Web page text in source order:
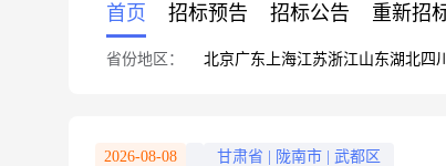
首页 招标预告 招标公告 重新招
省份地区： 北京广东 上海江苏浙江山东湖北四川
2026-08-08 甘肃省 陇南市 武都区